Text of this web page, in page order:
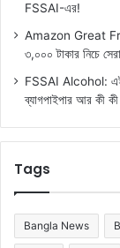
FSSAI-এর!
Amazon Great
৩,০০০ টাকার নিচে
FSSAI Alcohol: এই
ব্যাগপাইপার আর কী কী
Tags
Bangla News